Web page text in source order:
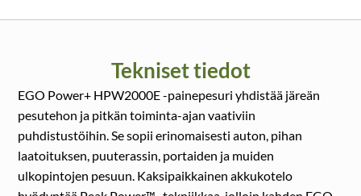
Tekniset tiedot
EGO Power+ HPW2000E -painepesuri yhdistää järeän
pesutehon ja pitkän toiminta-ajan vaativiin
puhdistustöihin. Se sopii erinomaisesti auton, pihan
laatoituksen, puuterassin, portaiden ja muiden
ulkopintojen pesuun. Kaksipaikkainen akkukotelo